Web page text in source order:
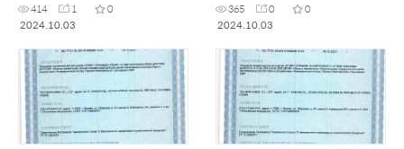
414 1
0
2024.10.03
365 0
0
2024.10.03